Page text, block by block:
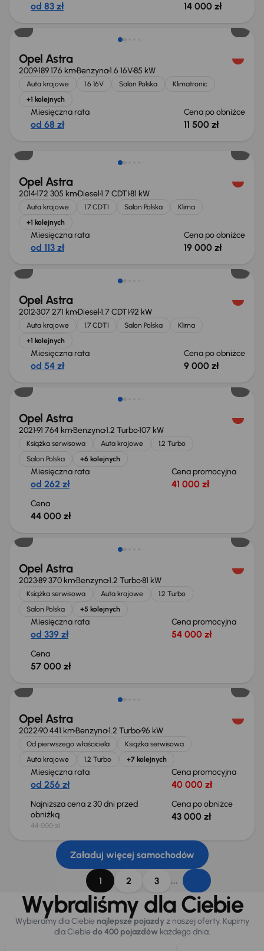
od 83 zł 14 000 zł
Taniej o 1 500 zł
Opel Astra
2009189 176 kmBenzyna1.6 16V85 kW
Auta krajowe 1.6 16V Salon Polska
Klimatronic
+1 kolejnych
Miesięczna rata
od 68 zł
Cena po obniżce
11 500 zł
Opel Astra
2014172 305 kmDiesel1.7 CDTI81 kW
Auta krajowe 1.7 CDTI Salon Polska
Klima
+1 kolejnych
Miesięczna rata
od 113 zł
Cena po obniżce
19 000 zł
Taniej o 1 000 zł
Opel Astra
2012307 271 kmDiesel1.7 CDTI92 kW
Auta krajowe 1.7 CDTI Salon Polska
Klima
+1 kolejnych
Miesięczna rata
od 54 zł
Cena po obniżce
9 000 zł
Możliwość odliczenia VAT
Opel Astra
202191 764 kmBenzyna1.2 Turbo107 kW
Książka serwisowa Auta krajowe
1.2 Turbo
Salon Polska
+6 kolejnych
Miesięczna rata
od 262 zł
Cena promocyjna
41 000 zł
Cena
44 000 zł
Opel Astra
202389 370 kmBenzyna1.2 Turbo81 kW
Książka serwisowa Auta krajowe
1.2 Turbo
Salon Polska
+5 kolejnych
Miesięczna rata
od 339 zł
Cena promocyjna
54 000 zł
Cena
57 000 zł
Taniej o 1 000 zł
Opel Astra
202290 441 kmBenzyna1.2 Turbo96 kW
Od pierwszego właściciela
Książka serwisowa
Auta krajowe
1.2 Turbo +7 kolejnych
Miesięczna rata
od 256 zł
Cena promocyjna
40 000 zł
Najniższa cena z 30 dni przed
obniżką
44 000 zł
Cena po obniżce
43 000 zł
Załaduj więcej samochodów
1 2 3 ...
Wybraliśmy dla Ciebie
Wybieramy dla Ciebie najlepsze pojazdy z naszej oferty. Kupimy
dla Ciebiedo 400 pojazdówkażdego dnia.